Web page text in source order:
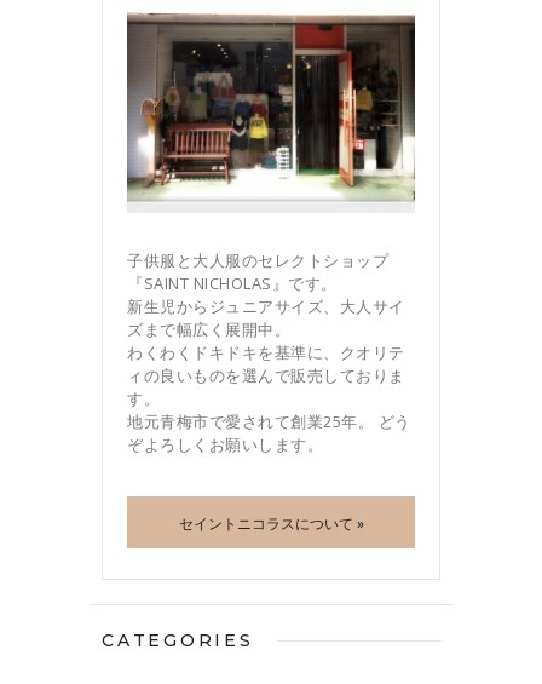
子供服と大人服のセレクトショップ
『SAINT NICHOLAS』です。
新生児からジュニアサイズ、大人サイ
ズまで幅広く展開中。
わくわくドキドキを基準に、クオリテ
ィの良いものを選んで販売しておりま
す。
地元青梅市で愛されて創業25年。 どう
ぞよろしくお願いします。
セイントニコラスについて »
CATEGORIES